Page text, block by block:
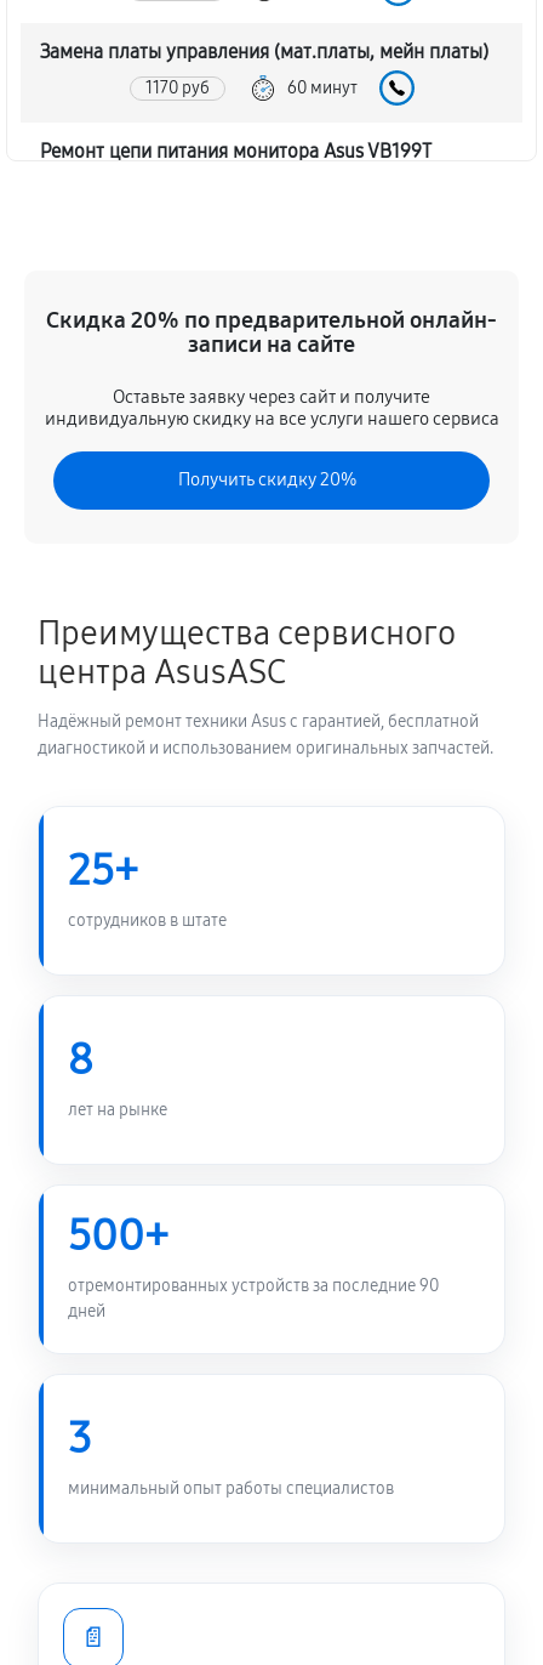
Замена платы управления (мат.платы, мейн платы)
1170 руб 60 минут
Ремонт цепи питания монитора Asus VB199T
Замена лампы подсветки
60 минут
Ремонт блока управления
630 руб 60 минут
Замена электронных компонентов
1710 руб
Скидка 20% по предварительной онлайн-
записи на сайте
Оставьте заявку через сайт и получите
индивидуальную скидку на все услуги нашего сервиса
Получить скидку 20%
Преимущества сервисного
центра AsusASC
Надёжный ремонт техники Asus с гарантией, бесплатной
диагностикой и использованием оригинальных запчастей.
25+
сотрудников в штате
8
лет на рынке
500+
отремонтированных устройств за последние 90
дней
3
минимальный опыт работы специалистов
📄